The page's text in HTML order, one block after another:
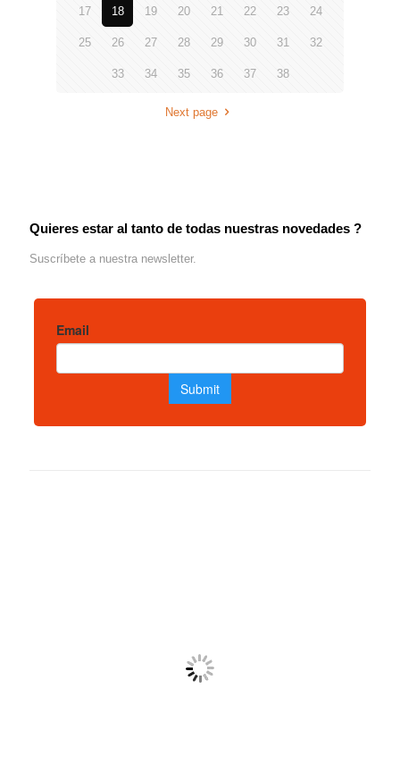
17 18 19 20 21 22 23 24
25 26 27 28 29 30 31 32
33 34 35 36 37 38
Next page
Quieres estar al tanto de todas nuestras novedades ?
Suscríbete a nuestra newsletter.